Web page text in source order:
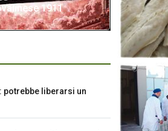
1911
potrebbe liberarsi un